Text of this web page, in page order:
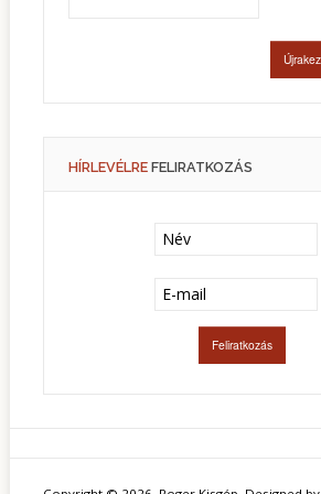
HÍRLEVÉLRE FELIRATKOZÁS